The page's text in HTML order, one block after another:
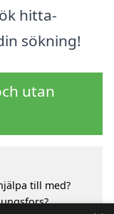
hitta-
sökning!
utan
till med?